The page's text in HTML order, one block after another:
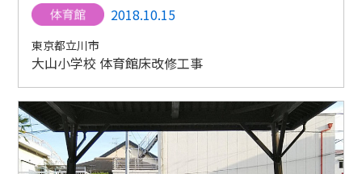
2018.10.15
東京都立川市
大山小学校 体育館床改修工事